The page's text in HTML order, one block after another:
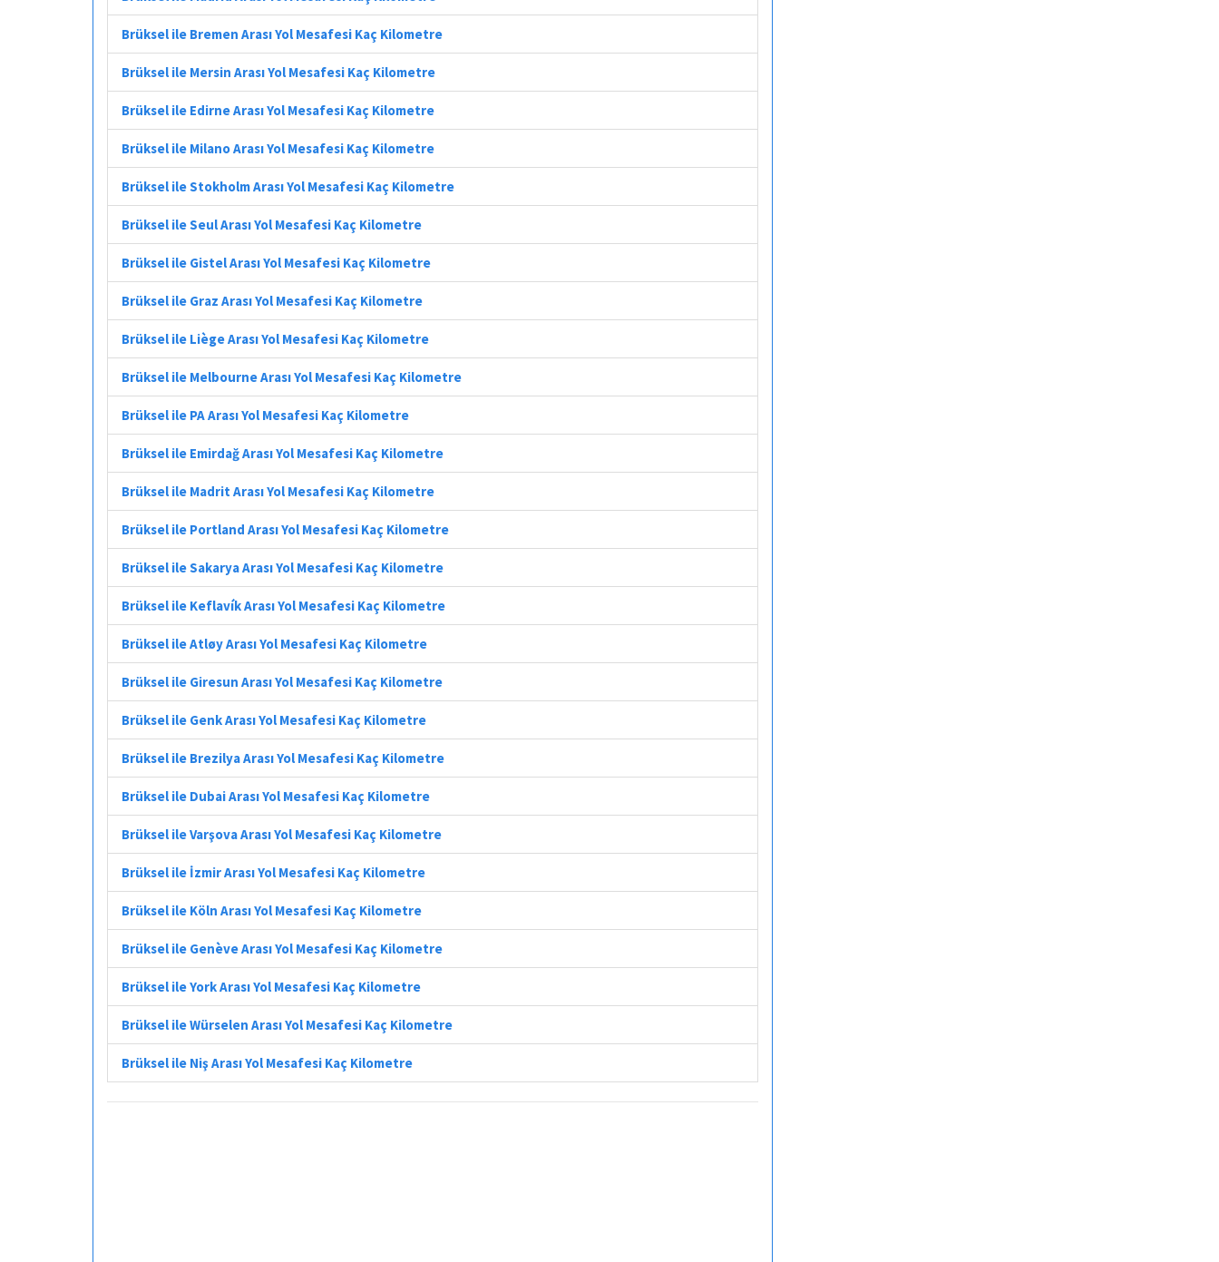
Brüksel ile Bremen Arası Yol Mesafesi Kaç Kilometre
Brüksel ile Mersin Arası Yol Mesafesi Kaç Kilometre
Brüksel ile Edirne Arası Yol Mesafesi Kaç Kilometre
Brüksel ile Milano Arası Yol Mesafesi Kaç Kilometre
Brüksel ile Stokholm Arası Yol Mesafesi Kaç Kilometre
Brüksel ile Seul Arası Yol Mesafesi Kaç Kilometre
Brüksel ile Gistel Arası Yol Mesafesi Kaç Kilometre
Brüksel ile Graz Arası Yol Mesafesi Kaç Kilometre
Brüksel ile Liège Arası Yol Mesafesi Kaç Kilometre
Brüksel ile Melbourne Arası Yol Mesafesi Kaç Kilometre
Brüksel ile PA Arası Yol Mesafesi Kaç Kilometre
Brüksel ile Emirdağ Arası Yol Mesafesi Kaç Kilometre
Brüksel ile Madrit Arası Yol Mesafesi Kaç Kilometre
Brüksel ile Portland Arası Yol Mesafesi Kaç Kilometre
Brüksel ile Sakarya Arası Yol Mesafesi Kaç Kilometre
Brüksel ile Keflavík Arası Yol Mesafesi Kaç Kilometre
Brüksel ile Atløy Arası Yol Mesafesi Kaç Kilometre
Brüksel ile Giresun Arası Yol Mesafesi Kaç Kilometre
Brüksel ile Genk Arası Yol Mesafesi Kaç Kilometre
Brüksel ile Brezilya Arası Yol Mesafesi Kaç Kilometre
Brüksel ile Dubai Arası Yol Mesafesi Kaç Kilometre
Brüksel ile Varşova Arası Yol Mesafesi Kaç Kilometre
Brüksel ile İzmir Arası Yol Mesafesi Kaç Kilometre
Brüksel ile Köln Arası Yol Mesafesi Kaç Kilometre
Brüksel ile Genève Arası Yol Mesafesi Kaç Kilometre
Brüksel ile York Arası Yol Mesafesi Kaç Kilometre
Brüksel ile Würselen Arası Yol Mesafesi Kaç Kilometre
Brüksel ile Niş Arası Yol Mesafesi Kaç Kilometre